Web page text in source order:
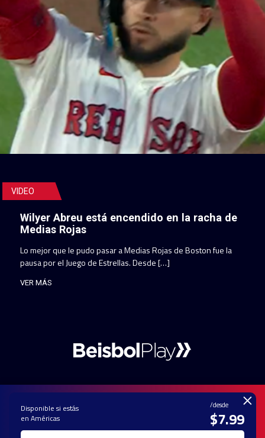
VIDEO
Wilyer Abreu está encendido en la racha de
Medias Rojas
Lo mejor que le pudo pasar a Medias Rojas de Boston fue la
pausa por el Juego de Estrellas. Desde […]
VER MÁS
PAUTA CON
TÉRMINOS Y
CONDICIONES
Disponible si estás
en Américas
/desde
$7.99
×